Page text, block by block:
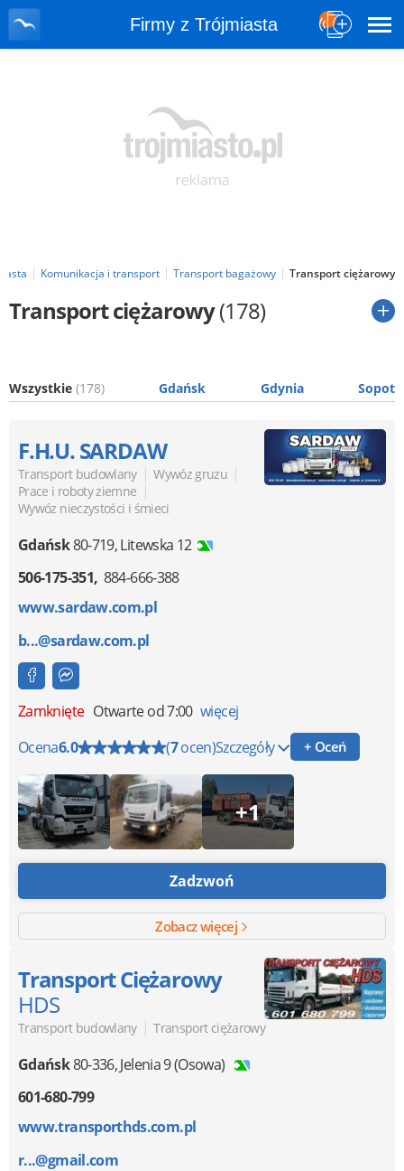
Firmy z Trójmiasta
Komunikacja i transport Transport bagażowy Transport ciężarowy
Transport ciężarowy(178)
Wszystkie (178) Gdańsk Gdynia Sopot
F.H.U. SARDAW
Transport budowlany | Wywóz gruzu |
Prace i roboty ziemne |
Wywóz nieczystości i śmieci
Gdańsk80-719,Litewska 12
506-175-351 884-666-388
www.sardaw.com.pl
b...@sardaw.com.pl
Zamknięte Otwarte od 7:00 więcej
Ocena6.0 (7ocen)Szczegóły + Oceń
+1
Zadzwoń
Zobacz więcej
Transport Ciężarowy
HDS
Transport budowlany | Transport ciężarowy
Gdańsk80-336,Jelenia 9 (Osowa)
601-680-799
www.transporthds.com.pl
r...@gmail.com